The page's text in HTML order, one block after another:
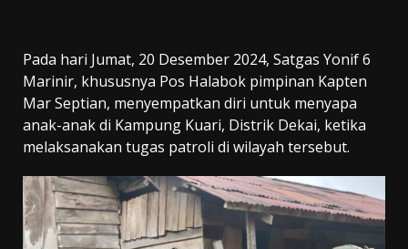
Pada hari Jumat, 20 Desember 2024, Satgas Yonif 6
Marinir, khususnya Pos Halabok pimpinan Kapten
Mar Septian, menyempatkan diri untuk menyapa
anak-anak di Kampung Kuari, Distrik Dekai, ketika
melaksanakan tugas patroli di wilayah tersebut.